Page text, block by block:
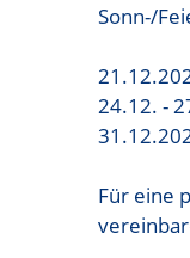
Sonn-/
24.12. -
Für eine